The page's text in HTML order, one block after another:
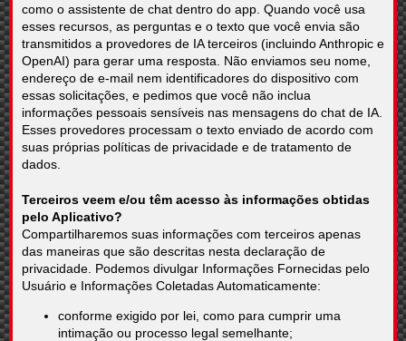
como o assistente de chat dentro do app. Quando você usa
esses recursos, as perguntas e o texto que você envia são
transmitidos a provedores de IA terceiros (incluindo Anthropic e
OpenAI) para gerar uma resposta. Não enviamos seu nome,
endereço de e-mail nem identificadores do dispositivo com
essas solicitações, e pedimos que você não inclua
informações pessoais sensíveis nas mensagens do chat de IA.
Esses provedores processam o texto enviado de acordo com
suas próprias políticas de privacidade e de tratamento de
dados.
Terceiros veem e/ou têm acesso às informações obtidas
pelo Aplicativo?
Compartilharemos suas informações com terceiros apenas
das maneiras que são descritas nesta declaração de
privacidade. Podemos divulgar Informações Fornecidas pelo
Usuário e Informações Coletadas Automaticamente:
conforme exigido por lei, como para cumprir uma
intimação ou processo legal semelhante;